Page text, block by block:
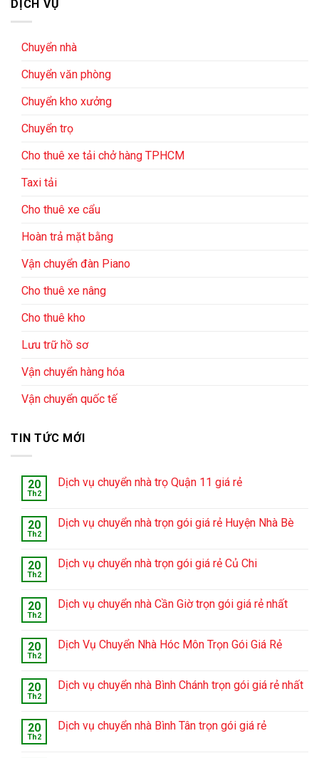
DỊCH VỤ
Chuyển nhà
Chuyển văn phòng
Chuyển kho xưởng
Chuyển trọ
Cho thuê xe tải chở hàng TPHCM
Taxi tải
Cho thuê xe cẩu
Hoàn trả mặt bằng
Vận chuyển đàn Piano
Cho thuê xe nâng
Cho thuê kho
Lưu trữ hồ sơ
Vận chuyển hàng hóa
Vận chuyển quốc tế
TIN TỨC MỚI
20
Th2
Dịch vụ chuyển nhà trọ Quận 11 giá rẻ
20
Th2
Dịch vụ chuyển nhà trọn gói giá rẻ Huyện Nhà Bè
20
Th2
Dịch vụ chuyển nhà trọn gói giá rẻ Củ Chi
20
Th2
Dịch vụ chuyển nhà Cần Giờ trọn gói giá rẻ nhất
20
Th2
Dịch Vụ Chuyển Nhà Hóc Môn Trọn Gói Giá Rẻ
20
Th2
Dịch vụ chuyển nhà Bình Chánh trọn gói giá rẻ nhất
20
Th2
Dịch vụ chuyển nhà Bình Tân trọn gói giá rẻ